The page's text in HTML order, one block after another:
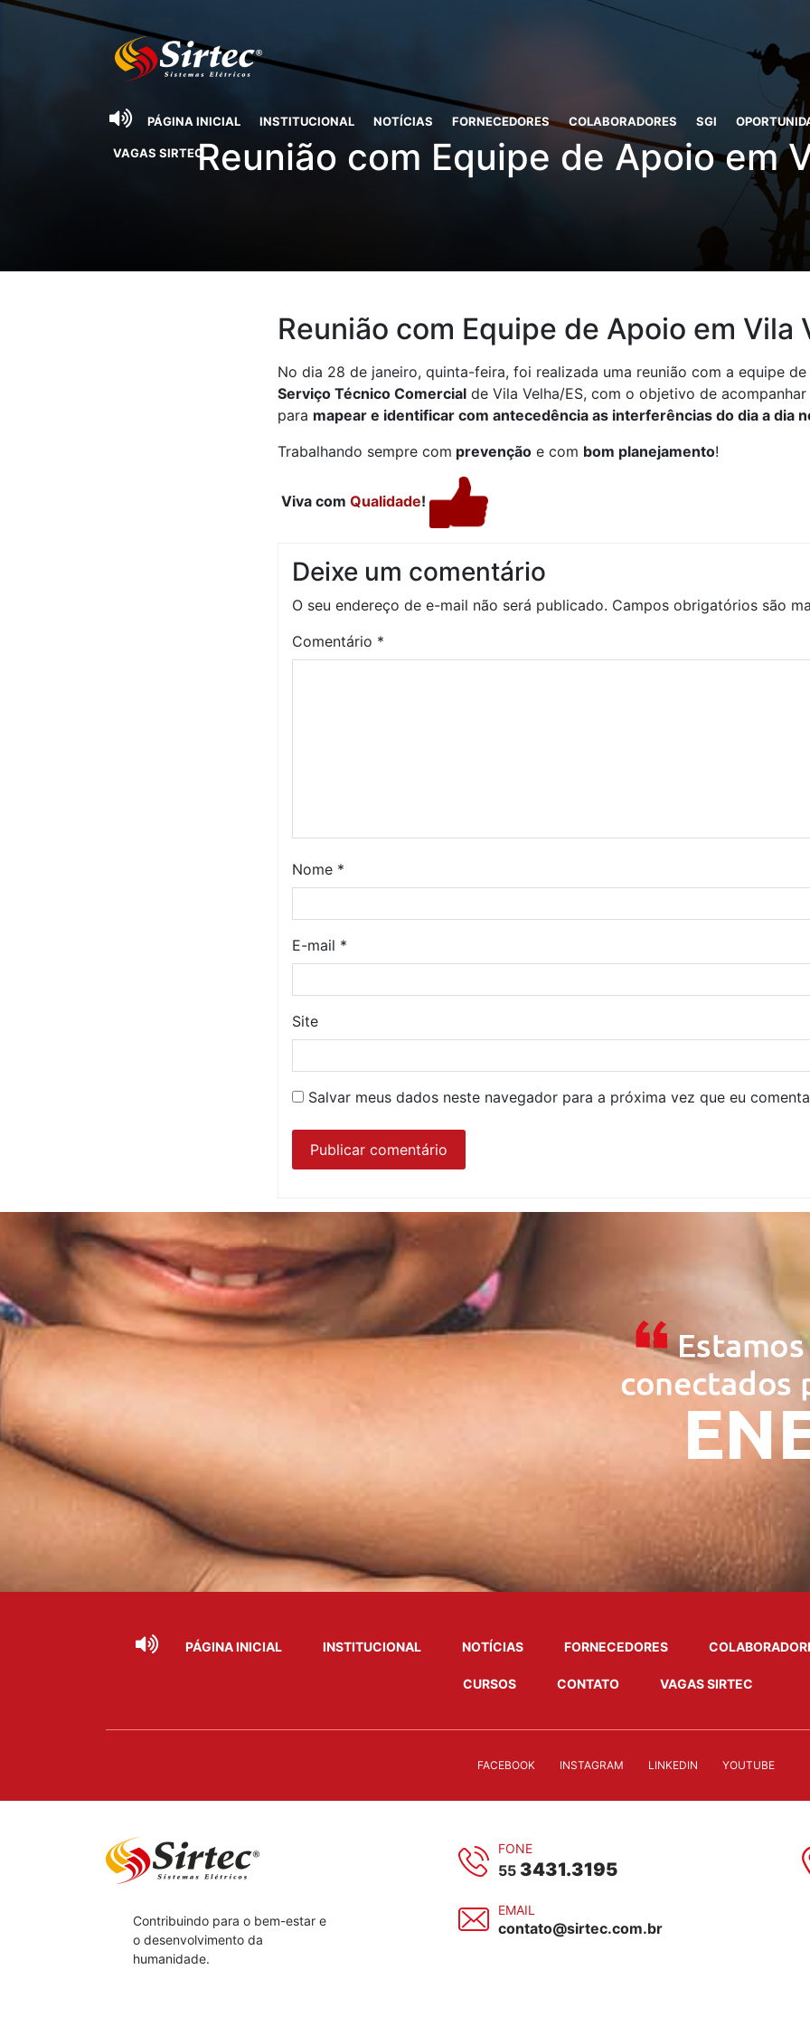
PÁGINA INICIAL INSTITUCIONAL NOTÍCIAS FORNECEDORES COLABORADORES SGI
VAGAS SIRTECReunião com Equipe de Apoio em
Reunião com Equipe de Apoio em Vila
No dia 28 de janeiro, quinta-feira, foi realizada uma reunião com a equipe
Serviço Técnico Comercial de Vila Velha/ES, com o objetivo de
para mapear e identificar com antecedência as interferências do dia a dia
Trabalhando sempre com prevenção e com bom planejamento!
Viva com Qualidade!
Deixe um comentário
O seu endereço de e-mail não será publicado. Campos obrigatórios são
Comentário *
Nome *
E-mail *
Site
Salvar meus dados neste navegador para a próxima vez que eu
PÁGINA INICIAL INSTITUCIONAL NOTÍCIAS FORNECEDORES
CURSOS CONTATO VAGAS SIRTEC
FACEBOOK INSTAGRAM LINKEDIN YOUTUBE
Contribuindo para o bem-estar e
o desenvolvimento da
humanidade.
FONE
55 3431.3195
EMAIL
contato@sirtec.com.br